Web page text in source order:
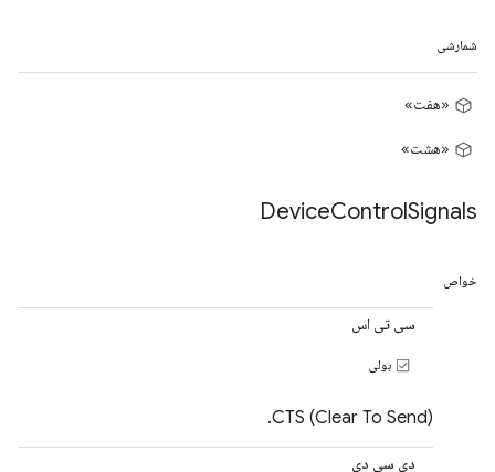
شمارشی
«هفت»
«هشت»
DeviceControlSignals
خواص
سی تی اس
بولی
CTS (Clear To Send).
دی سی دی